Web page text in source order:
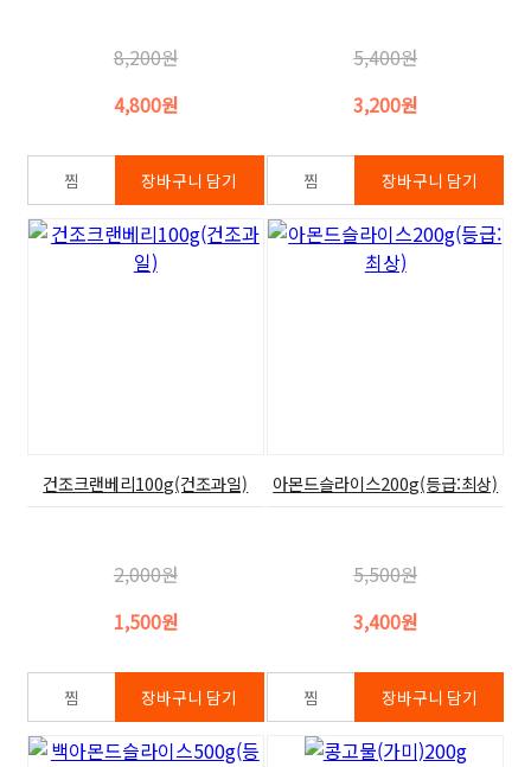
8,200원
4,800원
5,400원
3,200원
건조크랜베리100g(건조과일)
2,000원
1,500원
아몬드슬라이스200g(등급:최상)
5,500원
3,400원